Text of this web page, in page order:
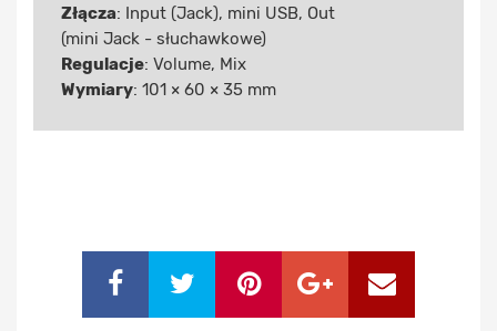
Złącza: Input (Jack), mini USB, Out
(mini Jack - słuchawkowe)
Regulacje: Volume, Mix
Wymiary: 101 × 60 × 35 mm